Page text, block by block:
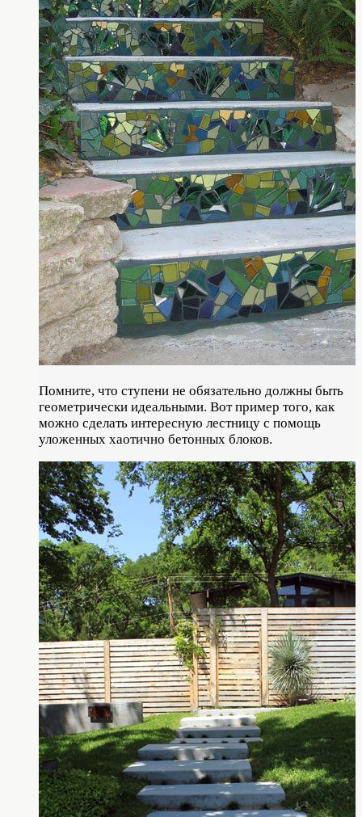
Помните, что ступени не обязательно должны быть
геометрически идеальными. Вот пример того, как
можно сделать интересную лестницу с помощь
уложенных хаотично бетонных блоков.